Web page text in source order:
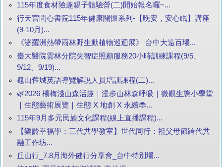
115年度食材險趣親子體驗營(二)開始報名囉~...
行天宮問心書院115年健康關懷系列-【晚安，安心眠】講座
(9-10月)...
《婆羅洲熱帶雨林野生動植物巡迴展》 台中大遠百場...
臺大醫院雲林分院失智症照顧服務20小時訓練課程(9/5、
9/12、9/19)...
龜山舊城英語導覽解說人員培訓課程(二)...
🌿2026 楊梅淺山森活趣｜漫步山林森呼吸｜微觀生態小學堂
｜生態藝術展覽｜生態 X 地創 X 永續🐞...
115年9月多元民族文化課程(線上直播課程)...
【樂齡幸福學：三代共學教室】世代同行：祖父母節跨代共
融工作坊...
丘山行_7.8月海外健行分享會_台中特別場...